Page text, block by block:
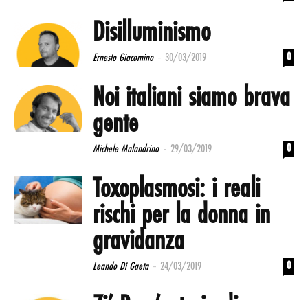
Disilluminismo
Ernesto Giacomino - 30/03/2019 0
Noi italiani siamo brava
gente
Michele Malandrino - 29/03/2019 0
Toxoplasmosi: i reali
rischi per la donna in
gravidanza
Leando Di Gaeta - 24/03/2019 0